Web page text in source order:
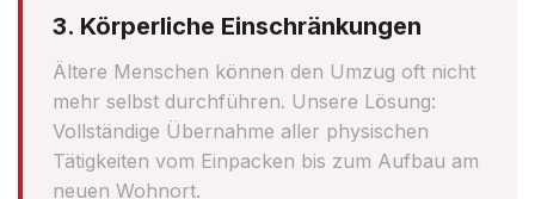
3. Körperliche Einschränkungen
Ältere Menschen können den Umzug oft nicht
mehr selbst durchführen. Unsere Lösung:
Vollständige Übernahme aller physischen
Tätigkeiten vom Einpacken bis zum Aufbau am
neuen Wohnort.